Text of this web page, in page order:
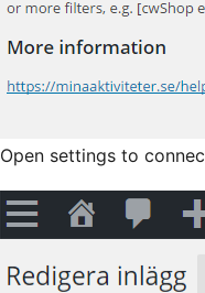
Open settings to